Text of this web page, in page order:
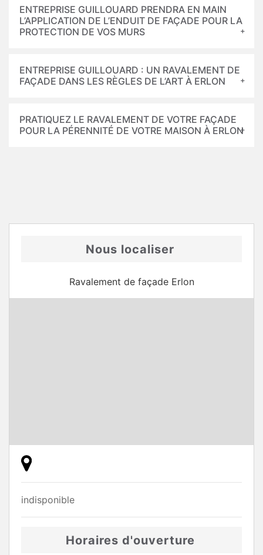
ENTREPRISE GUILLOUARD PRENDRA EN MAIN
L’APPLICATION DE L’ENDUIT DE FAÇADE POUR LA
PROTECTION DE VOS MURS
ENTREPRISE GUILLOUARD : UN RAVALEMENT DE
FAÇADE DANS LES RÈGLES DE L’ART À ERLON
PRATIQUEZ LE RAVALEMENT DE VOTRE FAÇADE
POUR LA PÉRENNITÉ DE VOTRE MAISON À ERLON
Nous localiser
Ravalement de façade Erlon
indisponible
Horaires d'ouverture